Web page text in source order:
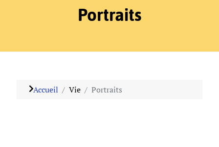
Portraits
Accueil Vie Portraits